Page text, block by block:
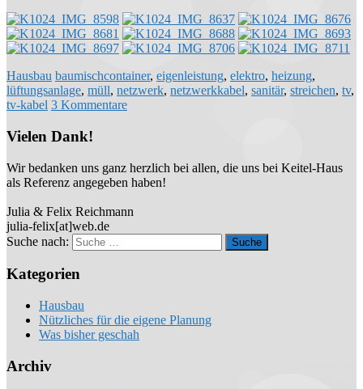
Hausbau baumischcontainer, eigenleistung, elektro, heizung,
lüftungsanlage, müll, netzwerk, netzwerkkabel, sanitär, streichen, tv,
tv-kabel 3 Kommentare
Vielen Dank!
Wir bedanken uns ganz herzlich bei allen, die uns bei Keitel-Haus
als Referenz angegeben haben!
Julia & Felix Reichmann
julia-felix[at]web.de
Suche nach:
Kategorien
Hausbau
Nützliches für die eigene Planung
Was bisher geschah
Archiv